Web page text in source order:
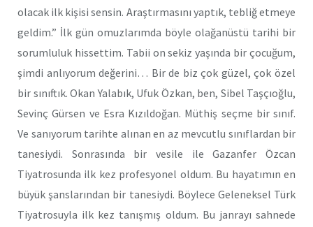
olacak ilk kişisi sensin. Araştırmasını yaptık, tebliğ etmeye
geldim.” İlk gün omuzlarımda böyle olağanüstü tarihi bir
sorumluluk hissettim. Tabii on sekiz yaşında bir çocuğum,
şimdi anlıyorum değerini… Bir de biz çok güzel, çok özel
bir sınıftık. Okan Yalabık, Ufuk Özkan, ben, Sibel Taşçıoğlu,
Sevinç Gürsen ve Esra Kızıldoğan. Müthiş seçme bir sınıf.
Ve sanıyorum tarihte alınan en az mevcutlu sınıflardan bir
tanesiydi. Sonrasında bir vesile ile Gazanfer Özcan
Tiyatrosunda ilk kez profesyonel oldum. Bu hayatımın en
büyük şanslarından bir tanesiydi. Böylece Geleneksel Türk
Tiyatrosuyla ilk kez tanışmış oldum. Bu janrayı sahnede